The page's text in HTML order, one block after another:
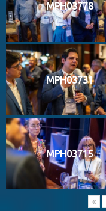
MPH03778
MPH03731
MPH03715
«